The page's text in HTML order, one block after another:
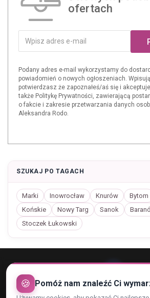
ofertach
Podany adres e-mail wykorzystamy do
powiadomień o nowych ogłoszeniach.
potwierdzasz że zapoznałeś/aś się i
także Politykę Prywatności, zawierającą
o fakcie i zakresie przetwarzania danych
Aleksandra Rodo.
SZUKAJ PO TAGACH
Marki Inowrocław Knurów Bytom
Końskie
Nowy Targ Sanok
Stoczek Łukowski
🍪 Pomóż nam znaleźć Ci